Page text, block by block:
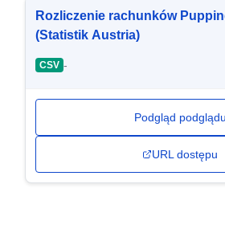
Rozliczenie rachunków
(Statistik Austria)
CSV -
Podgląd podglądu
URL dostępu